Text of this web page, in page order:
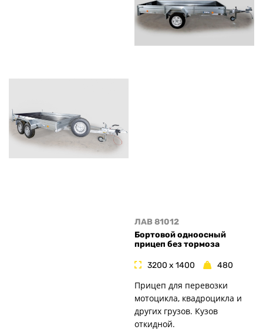
ЛАВ 81012
Бортовой одноосный
прицеп без тормоза
3200 x 1400 480
Прицеп для перевозки
мотоцикла, квадроцикла и
других грузов. Кузов
откидной.